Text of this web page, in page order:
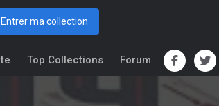
Entrer ma collection
Top Collections Forum